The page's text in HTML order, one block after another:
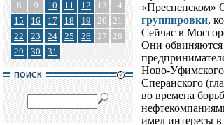
8
9 10 11 12 13
14
15
16 17 18 19 20 21
22
23 24 25 26 27 28
29
30 31
ПОИСК
«Пресненском»
группировки,
Сейчас в
Они обвиняются
Ново-Уфимского
Сперанского
во времена
имел интересы